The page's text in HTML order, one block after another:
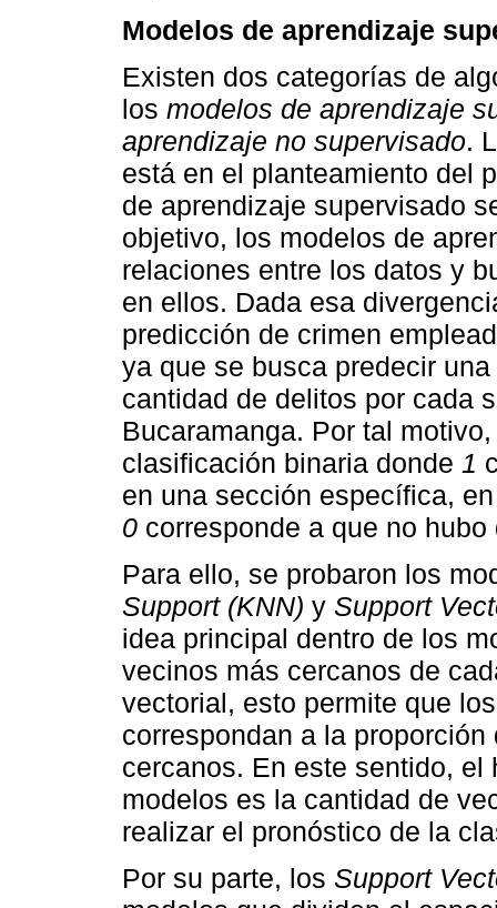
Modelos de aprendizaje
Existen dos categorías de
los modelos de aprendizaje
aprendizaje no supervisado.
está en el planteamiento del
de aprendizaje supervisado
objetivo, los modelos de
relaciones entre los datos y
en ellos. Dada esa
predicción de crimen
ya que se busca predecir
cantidad de delitos por cada
Bucaramanga. Por tal
clasificación binaria donde 1
en una sección específica,
0 corresponde a que no hubo
Para ello, se probaron los
Support (KNN) y Support
idea principal dentro de los
vecinos más cercanos de
vectorial, esto permite que
correspondan a la
cercanos. En este sentido,
modelos es la cantidad de
realizar el pronóstico de la
Por su parte, los Support